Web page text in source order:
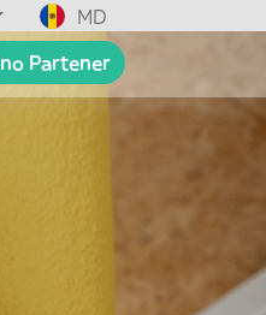
MD
Partener